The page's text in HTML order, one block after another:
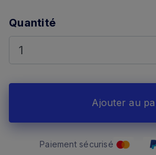
Quantité
Ajouter au
Paiement sécurisé